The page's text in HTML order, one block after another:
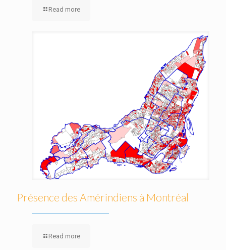
Read more
Présence des Amérindiens à Montréal
Read more